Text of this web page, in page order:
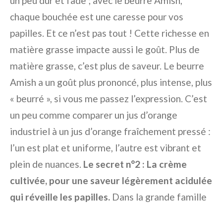
chaque bouchée est une caresse pour vos
papilles. Et ce n’est pas tout ! Cette richesse en
matière grasse impacte aussi le goût. Plus de
matière grasse, c’est plus de saveur. Le beurre
Amish a un goût plus prononcé, plus intense, plus
« beurré », si vous me passez l’expression. C’est
un peu comme comparer un jus d’orange
industriel à un jus d’orange fraîchement pressé :
l’un est plat et uniforme, l’autre est vibrant et
plein de nuances. Le secret n°2 : La crème
cultivée, pour une saveur légèrement acidulée
qui réveille les papilles. Dans la grande famille